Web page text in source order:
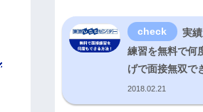
実
練習を無料で何
げで面接無双で
2018.02.21